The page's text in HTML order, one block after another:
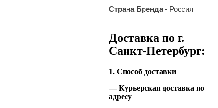
Страна Бренда- Россия
Доставка по г.
Санкт-Петербург:
1. Способ доставки
— Курьерская доставка по
адресу